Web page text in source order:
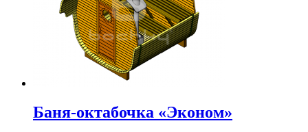
Баня-октабочка «Эконом»